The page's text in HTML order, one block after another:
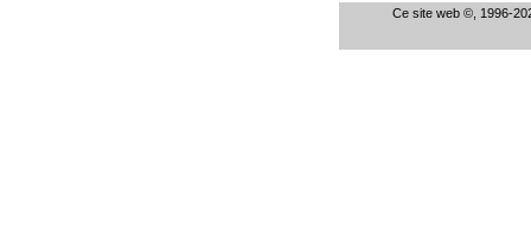
Ce site web ©, 1996-